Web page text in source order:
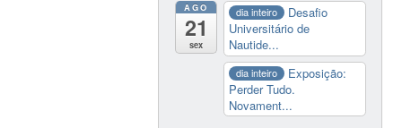
AGO
21
sex
dia inteiro
Desafio
Universitário de
Nautide...
dia inteiro
Exposição:
Perder Tudo.
Novament...